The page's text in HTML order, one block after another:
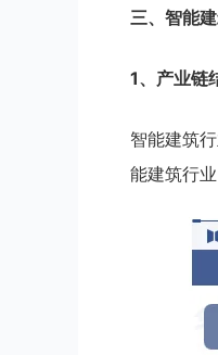
三、 智能
1、产业链
智能建筑
能建筑行